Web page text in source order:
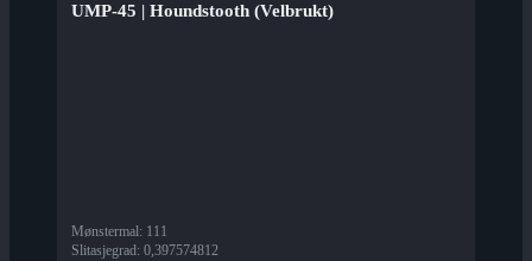
UMP-45 | Houndstooth (Velbrukt)
Mønstermal: 111
Slitasjegrad: 0,397574812